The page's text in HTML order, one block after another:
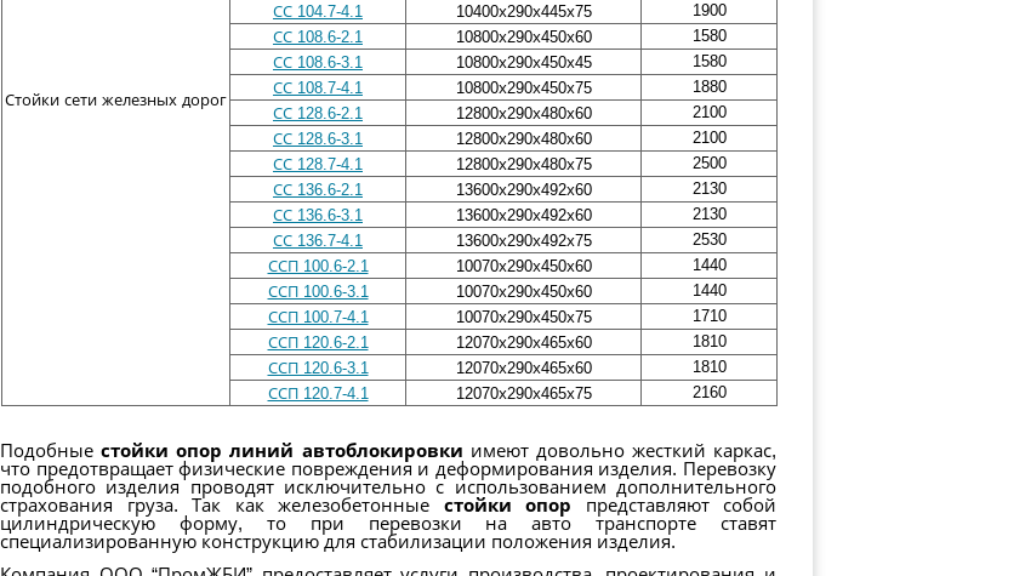
Стойки сети железных дорог
СС 104.7-4.1
10400х290х445х75
1900
СС 108.6-2.1
10800х290х450х60
1580
СС 108.6-3.1
10800х290х450х45
1580
СС 108.7-4.1
10800х290х450х75
1880
СС 128.6-2.1
12800х290х480х60
2100
СС 128.6-3.1
12800х290х480х60
2100
СС 128.7-4.1
12800х290х480х75
2500
СС 136.6-2.1
13600х290х492х60
2130
СС 136.6-3.1
13600х290х492х60
2130
СС 136.7-4.1
13600х290х492х75
2530
ССП 100.6-2.1
10070х290х450х60
1440
ССП 100.6-3.1
10070х290х450х60
1440
ССП 100.7-4.1
10070х290х450х75
1710
ССП 120.6-2.1
12070х290х465х60
1810
ССП 120.6-3.1
12070х290х465х60
1810
ССП 120.7-4.1
12070х290х465х75 2160
Подобныестойки опор линий автоблокировки имеют довольно жесткий каркас,
что предотвращает физические повреждения и деформирования изделия. Перевозку
подобного изделия проводят исключительно с использованием дополнительного
страхования груза. Так как железобетонные стойки опор представляют собой
цилиндрическую форму, то при перевозки на авто транспорте ставят
специализированную конструкцию для стабилизации положения изделия.